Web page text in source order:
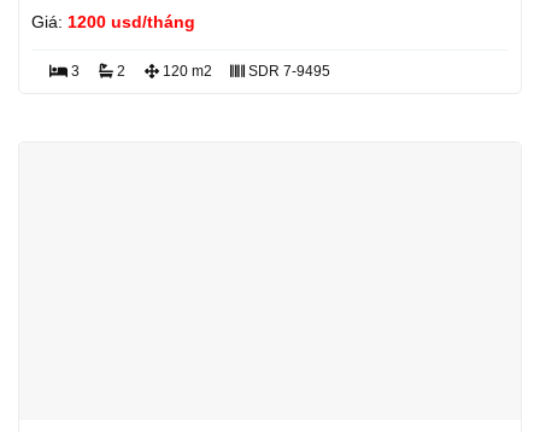
Giá: 1200 usd/tháng
3 2 120 m2 SDR 7-9495